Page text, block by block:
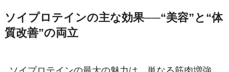
ソイプロテインの主な効果──“美容”と“体
質改善”の両立